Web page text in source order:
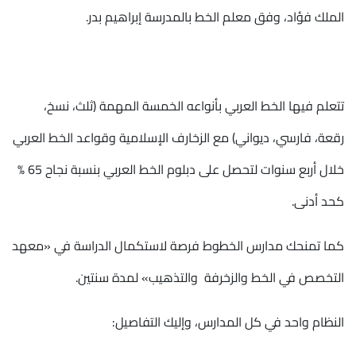
الملك فؤاد، وفق معلم الخط بالمدرسة إبراهيم بدر.
تتعلم فيها الخط العربي بأنواعه الخمسة المهمة (ثلث، نسخ،
رقعة، فارسي، ديواني) مع الزخارف الإسلامية وقواعد الخط العربي
خلال أربع سنوات لتحصل على دبلوم الخط العربي بنسبة نجاح 65 %
كحد أدنى.
كما تمنحك مدارس الخطوط فرصة لاستكمال الدراسة في «معهد
التخصص في الخط والزخرفة والتذهيب» لمدة سنتين.
النظام واحد في كل المدارس، وإليك التفاصيل: